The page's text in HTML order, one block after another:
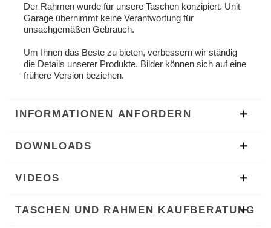
Der Rahmen wurde für unsere Taschen konzipiert. Unit
Garage übernimmt keine Verantwortung für
unsachgemäßen Gebrauch.
Um Ihnen das Beste zu bieten, verbessern wir ständig
die Details unserer Produkte. Bilder können sich auf eine
frühere Version beziehen.
INFORMATIONEN ANFORDERN
DOWNLOADS
VIDEOS
TASCHEN UND RAHMEN KAUFBERATUNG